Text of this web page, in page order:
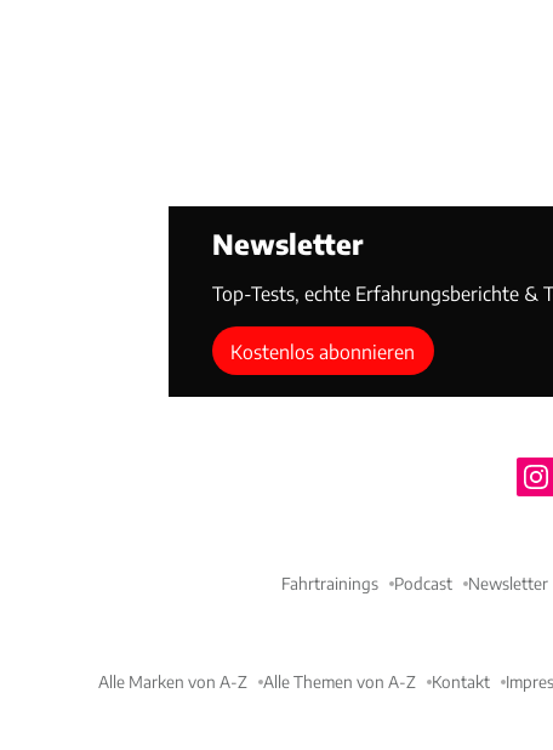
Newsletter
Top-Tests, echte Erfahrungsberichte &
Kostenlos abonnieren
Fahrtrainings Podcast Newsletter
Alle Marken von A-Z Alle Themen von A-Z Kontakt